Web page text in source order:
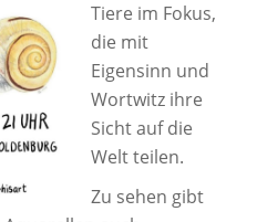
Tiere im Fokus,
die mit
Eigensinn und
Wortwitz ihre
Sicht auf die
Welt teilen.
Zu sehen gibt